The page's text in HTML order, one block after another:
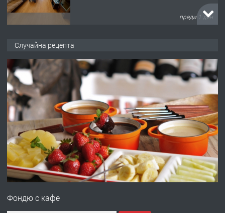
преди 1 ден
АПАРТАМЕНТ В ЦЕНТЪРА НА ГР.
ХАСКОВО
преди 2 дни
ПРЕДЛАГА Давам гараж под наем
преди 2 дни
ПРЕДЛАГА
№4120 Магазин/Офис под наем в кв.
Случайна рецепта
Фондю с кафе